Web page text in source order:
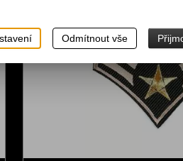
Odmítnout vše